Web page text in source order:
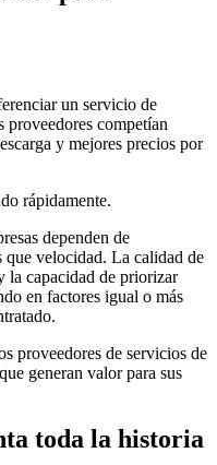
un servicio de
competían
y mejores precios por
rápidamente.
dependen de
que velocidad. La calidad de
la capacidad de priorizar
en factores igual o más
proveedores de servicios de
generan valor para sus
toda la historia